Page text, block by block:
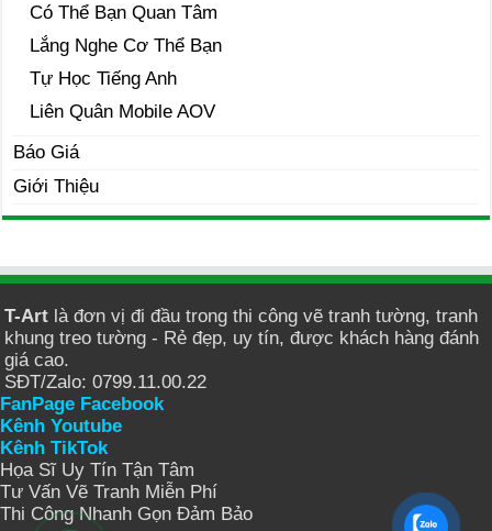
Có Thể Bạn Quan Tâm
Lắng Nghe Cơ Thể Bạn
Tự Học Tiếng Anh
Liên Quân Mobile AOV
Báo Giá
Giới Thiệu
T-Art là đơn vị đi đầu trong thi công vẽ tranh tường, tranh
khung treo tường - Rẻ đẹp, uy tín, được khách hàng đánh
giá cao.
SĐT/Zalo: 0799.11.00.22
FanPage Facebook
Kênh Youtube
Kênh TikTok
Họa Sĩ Uy Tín Tận Tâm
Tư Vấn Vẽ Tranh Miễn Phí
Thi Công Nhanh Gọn Đảm Bảo